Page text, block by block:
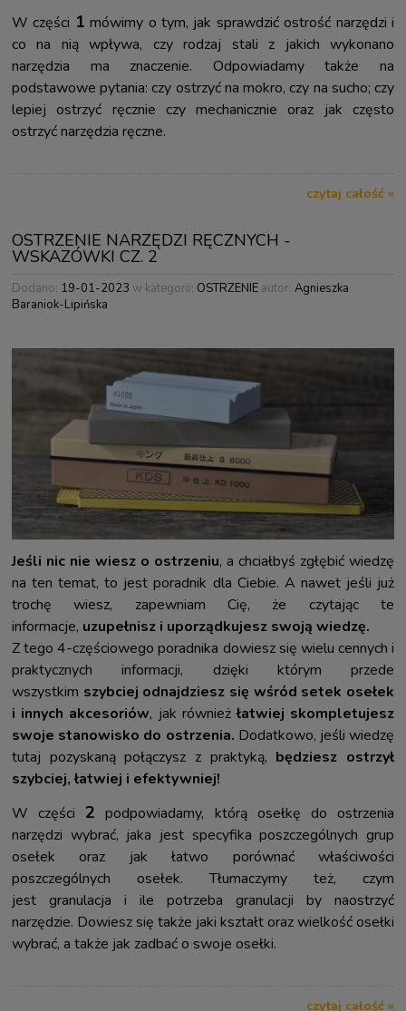
W części 1 mówimy o tym, jak sprawdzić ostrość narzędzi i
co na nią wpływa, czy rodzaj stali z jakich wykonano
narzędzia ma znaczenie. Odpowiadamy także na
podstawowe pytania: czy ostrzyć na mokro, czy na sucho; czy
lepiej ostrzyć ręcznie czy mechanicznie oraz jak często
ostrzyć narzędzia ręczne.
czytaj całość »
OSTRZENIE NARZĘDZI RĘCZNYCH -
WSKAZÓWKI CZ. 2
Dodano: 19-01-2023 w kategorii: OSTRZENIE autor: Agnieszka
Baraniok-Lipińska
Jeśli nic nie wiesz o ostrzeniu, a chciałbyś zgłębić wiedzę
na ten temat, to jest poradnik dla Ciebie. A nawet jeśli już
trochę wiesz, zapewniam Cię, że czytając te
informacje, uzupełnisz i uporządkujesz swoją wiedzę.
Z tego 4-częściowego poradnika dowiesz się wielu cennych i
praktycznych informacji, dzięki którym przede
wszystkim szybciej odnajdziesz się wśród setek osełek
i innych akcesoriów, jak równieżłatwiej skompletujesz
swoje stanowisko do ostrzenia. Dodatkowo, jeśli wiedzę
tutaj pozyskaną połączysz z praktyką, będziesz ostrzył
szybciej, łatwiej i efektywniej!
W części 2 podpowiadamy, którą osełkę do ostrzenia
narzędzi wybrać, jaka jest specyfika poszczególnych grup
osełek oraz jak łatwo porównać właściwości
poszczególnych osełek. Tłumaczymy też, czym
jest granulacja i ile potrzeba granulacji by naostrzyć
narzędzie. Dowiesz się także jaki kształt oraz wielkość osełki
wybrać, a także jak zadbać o swoje osełki.
czytaj całość »